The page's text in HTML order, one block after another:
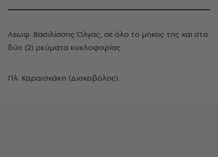
Λεωφ. Βασιλίσσης Όλγας, σε όλο το μήκος της και στα
δύο (2) ρεύματα κυκλοφορίας.
Πλ. Καραϊσκάκη (Δισκοβόλος).